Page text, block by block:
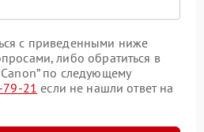
с приведенными ниже
либо обратиться в
по следующему
79-21 если не нашли ответ на